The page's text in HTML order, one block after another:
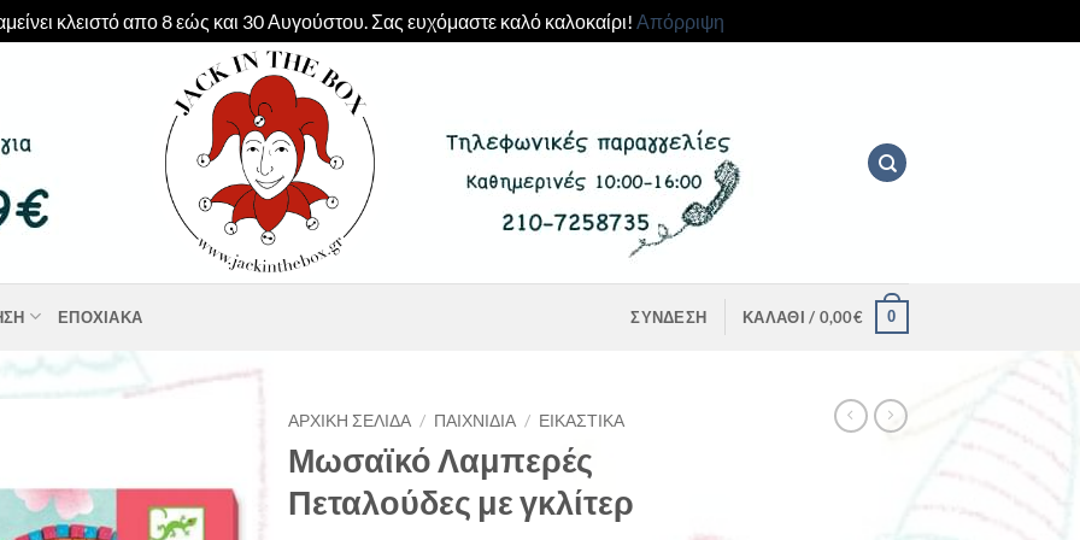
κλειστό απο 8 εώς και 30 Αυγούστου. Σας ευχόμαστε καλό καλοκαίρι! Απόρριψη
ΕΠΟΧΙΑΚΆ ΣΎΝΔΕΣΗ ΚΑΛΆΘΙ / 0,00€ 0
ΑΡΧΙΚΉ ΣΕΛΊΔΑ / ΠΑΙΧΝΊΔΙΑ / ΕΙΚΑΣΤΙΚΆ
Μωσαϊκό Λαμπερές
Πεταλούδες με γκλίτερ